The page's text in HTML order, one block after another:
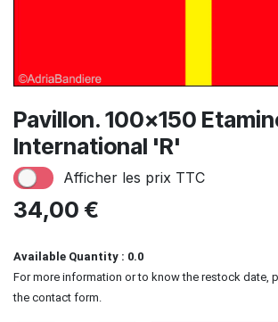
Pavillon. 100x150
International 'R'
Afficher les prix TTC
34,00 €
Available Quantity : 0.0
For more information or to know the restock date,
the contact form.